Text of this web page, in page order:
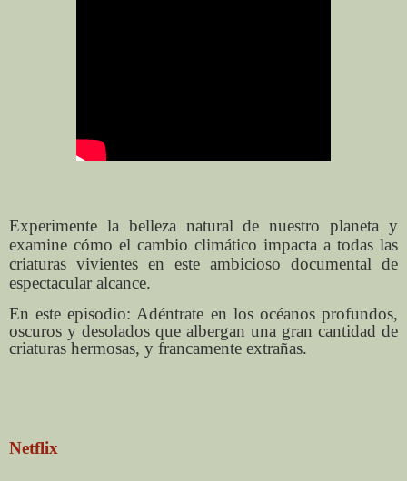
Experimente la belleza natural de nuestro planeta y
examine cómo el cambio climático impacta a todas las
criaturas vivientes en este ambicioso documental de
espectacular alcance.
En este episodio: Adéntrate en los océanos profundos,
oscuros y desolados que albergan una gran cantidad de
criaturas hermosas, y francamente extrañas.
Netflix